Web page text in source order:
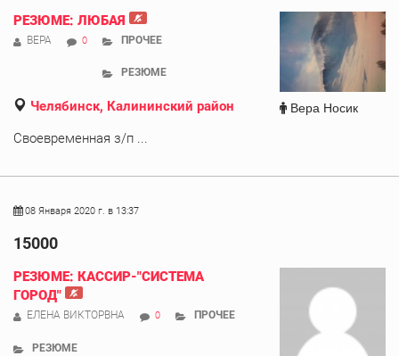
РЕЗЮМЕ: ЛЮБАЯ
ВЕРА 0 ПРОЧЕЕ
РЕЗЮМЕ
Челябинск, Калининский район
Своевременная з/п ...
Вера Носик
08 Января 2020 г. в 13:37
15000
РЕЗЮМЕ: КАССИР-"СИСТЕМА
ГОРОД"
ЕЛЕНА ВИКТОРВНА 0 ПРОЧЕЕ
РЕЗЮМЕ